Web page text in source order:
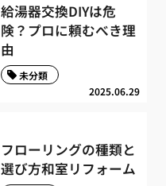
給湯器交換DIYは危
険？プロに頼むべき理
由
2025.06.29
未分類
フローリングの種類と
選び方和室リフォーム